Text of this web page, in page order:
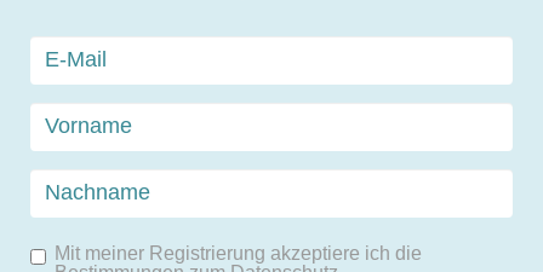
Mit meiner Registrierung akzeptiere ich die